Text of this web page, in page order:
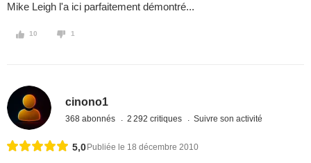
Mike Leigh l'a ici parfaitement démontré...
10 1
cinono1
368 abonnés 2 292 critiques Suivre son activité
5,0 Publiée le 18 décembre 2010